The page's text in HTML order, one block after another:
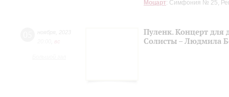
Моцарт: Симфония № 25,
вc
Пуленк. Концерт для
Солисты – Людмила